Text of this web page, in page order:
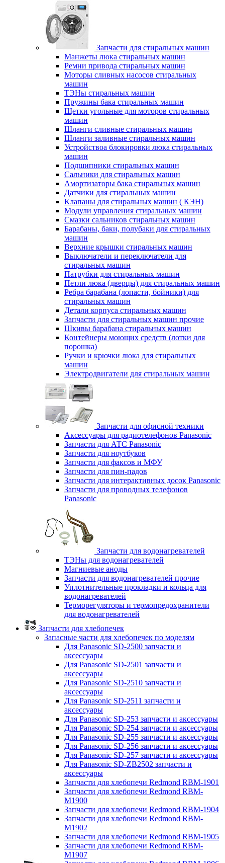
Запчасти для стиральных машин
Манжеты люка стиральных машин
Ремни привода стиральных машин
Моторы сливных насосов стиральных
машин
ТЭНы стиральных машин
Пружины бака стиральных машин
Щетки угольные для моторов стиральных
машин
Шланги сливные стиральных машин
Шланги заливные стиральных машин
Устройствоа блокировки люка стиральных
машин
Подшипники стиральных машин
Сальники для стиральных машин
Амортизаторы бака стиральных машин
Датчики для стиральных машин
Клапаны для стиральных машин ( КЭН)
Модули управления стиральных машин
Смазки сальников стиральных машин
Барабаны, баки, полубаки для стиральных
машин
Верхние крышки стиральных машин
Выключатели и переключатели для
стиральных машин
Патрубки для стиральных машин
Петли люка (дверцы) для стиральных машин
Ребра барабана (лопасти, бойники) для
стиральных машин
Детали корпуса стиральных машин
Запчасти для стиральных машин прочие
Шкивы барабана стиральных машин
Контейнеры моющих средств (лотки для
порошка)
Ручки и крючки люка для стиральных
машин
Электродвигатели для стиральных машин
Запчасти для офисной техники
Аксессуары для радиотелефонов Panasonic
Запчасти для АТС Panasonic
Запчасти для ноутбуков
Запчасти для факсов и МФУ
Запчасти для пин-падов
Запчасти для интерактивных досок Panasonic
Запчасти для проводных телефонов
Panasonic
Запчасти для водонагревателей
ТЭНы для водонагревателей
Магниевые аноды
Запчасти для водонагревателей прочие
Уплотнительные прокладки и кольца для
водонагревателей
Терморегуляторы и термопредохранители
для водонагревателей
Запчасти для хлебопечек
Запасные части для хлебопечек по моделям
Для Panasonic SD-2500 запчасти и
аксессуары
Для Panasonic SD-2501 запчасти и
аксессуары
Для Panasonic SD-2510 запчасти и
аксессуары
Для Panasonic SD-2511 запчасти и
аксессуары
Для Panasonic SD-253 запчасти и аксессуары
Для Panasonic SD-254 запчасти и аксессуары
Для Panasonic SD-255 запчасти и аксессуары
Для Panasonic SD-256 запчасти и аксессуары
Для Panasonic SD-257 запчасти и аксессуары
Для Panasonic SD-ZB2502 запчасти и
аксессуары
Запчасти для хлебопечи Redmond RBM-1901
Запчасти для хлебопечи Redmond RBM-
M1900
Запчасти для хлебопечи Redmond RBM-1904
Запчасти для хлебопечи Redmond RBM-
M1902
Запчасти для хлебопечи Redmond RBM-1905
Запчасти для хлебопечи Redmond RBM-
M1907